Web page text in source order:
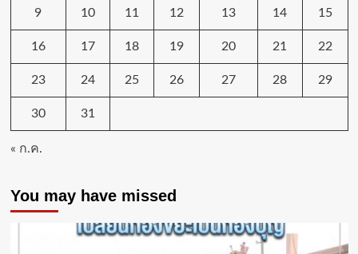
9 10 11 12 13 14 15
16 17 18 19 20 21 22
23 24 25 26 27 28 29
30 31
« ก.ค.
You may have missed